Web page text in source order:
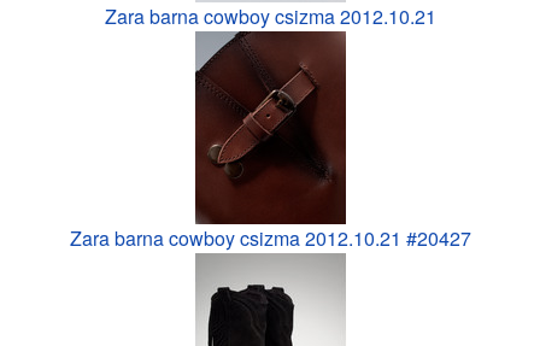
Zara barna cowboy csizma 2012.10.21
Zara barna cowboy csizma 2012.10.21 #20427